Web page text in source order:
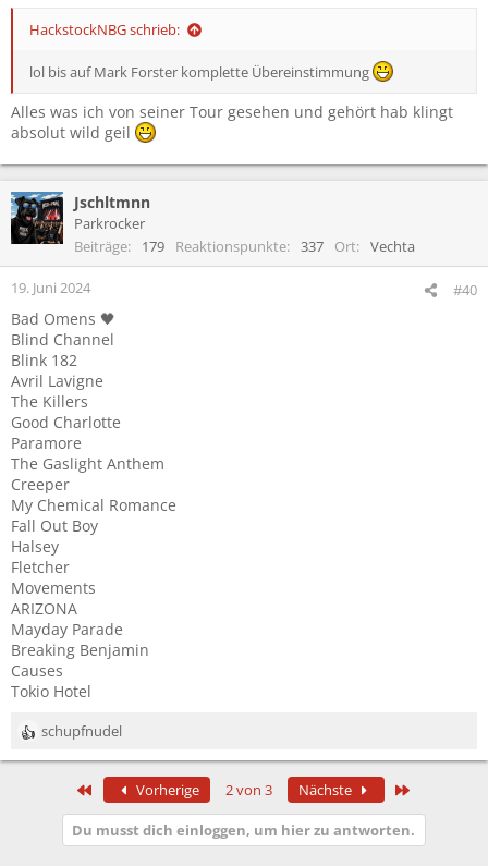
HackstockNBG schrieb:
lol bis auf Mark Forster komplette Übereinstimmung
Alles was ich von seiner Tour gesehen und gehört hab klingt
absolut wild geil
Jschltmnn
Parkrocker
Beiträge
179 Reaktionspunkte 337 Ort Vechta
19. Juni 2024 #40
Bad Omens 🖤
Blind Channel
Blink 182
Avril Lavigne
The Killers
Good Charlotte
Paramore
The Gaslight Anthem
Creeper
My Chemical Romance
Fall Out Boy
Halsey
Fletcher
Movements
ARIZONA
Mayday Parade
Breaking Benjamin
Causes
Tokio Hotel
R
e
schupfnudel
Erste Vorherige 2 von 3 Nächste
Du musst dich einloggen, um hier zu antworten.